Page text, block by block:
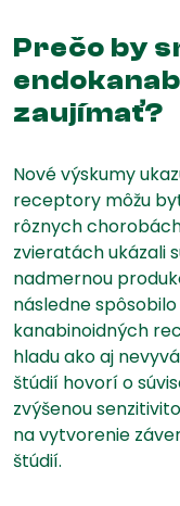
Prečo by
zaujímať?
Nové výskumy
receptory môžu
rôznych
zvieratách ukázali
nadmernou
následne
kanabinoidných
hladu ako aj
štúdií hovorí o
zvýšenou
na vytvorenie
štúdií.